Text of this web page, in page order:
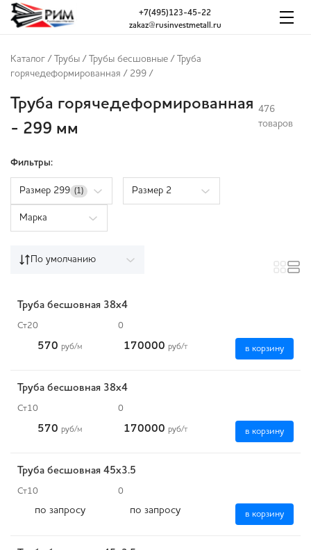
zakaz@rusinvestmetall.ru
+7(495)123-45-22
Каталог / Трубы / Трубы бесшовные /
Труба
горячедеформированная / 299 /
Труба горячедеформированная
- 299 мм
476
товаров
Фильтры:
Размер 299 (1) Размер 2
Марка
По умолчанию
Труба бесшовная 38х4
Ст20 0
570 руб/м 170000 руб/т в корзину
Труба бесшовная 38х4
Ст10 0
570 руб/м 170000 руб/т в корзину
Труба бесшовная 45х3.5
Ст10 0
по запросу по запросу в корзину